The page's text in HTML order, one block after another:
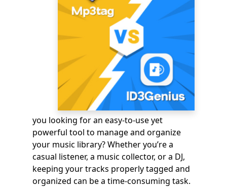
you looking for an easy-to-use yet
powerful tool to manage and organize
your music library? Whether you’re a
casual listener, a music collector, or a DJ,
keeping your tracks properly tagged and
organized can be a time-consuming task.